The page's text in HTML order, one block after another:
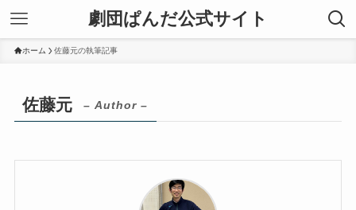
劇団ぱんだ公式サイト
ホーム 佐藤元の執筆記事
佐藤元 – Author –